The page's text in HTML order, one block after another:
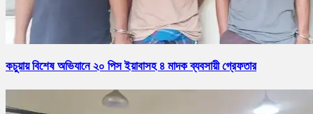
কচুয়ায় বিশেষ অভিযানে ২০ পিস ইয়াবাসহ ৪ মাদক ব্যবসায়ী গ্রেফতার